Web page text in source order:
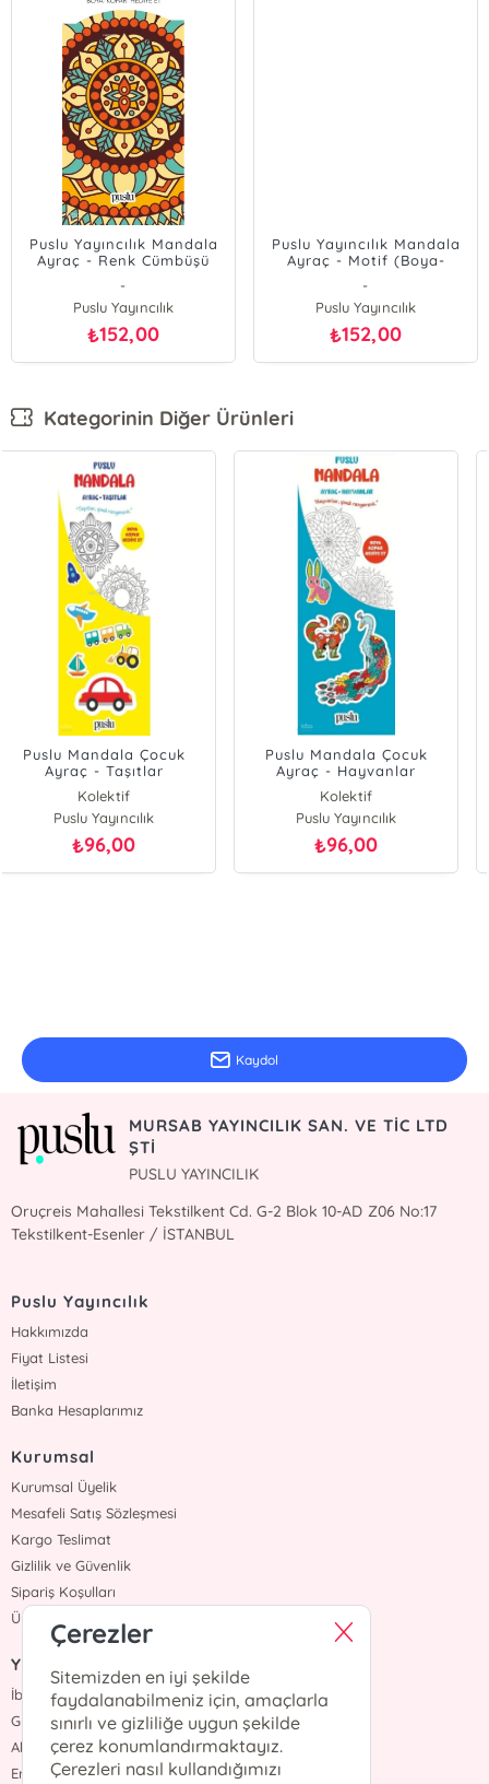
Puslu Yayıncılık Mandala
Ayraç - Renk Cümbüşü
-
Puslu Yayıncılık
₺152,00
Puslu Yayıncılık Mandala
Ayraç - Motif (Boya-
-
Puslu Yayıncılık
₺152,00
Kategorinin Diğer Ürünleri
Puslu Mandala Çocuk
Ayraç - Taşıtlar
Kolektif
Puslu Yayıncılık
₺96,00
Puslu Mandala Çocuk
Ayraç - Hayvanlar
Kolektif
Puslu Yayıncılık
₺96,00
Kaydol
MURSAB YAYINCILIK SAN. VE TİC LTD
ŞTİ
PUSLU YAYINCILIK
Oruçreis Mahallesi Tekstilkent Cd. G-2 Blok 10-AD Z06 No:17
Tekstilkent-Esenler / İSTANBUL
Puslu Yayıncılık
Hakkımızda
Fiyat Listesi
İletişim
Banka Hesaplarımız
Kurumsal
Kurumsal Üyelik
Mesafeli Satış Sözleşmesi
Kargo Teslimat
Gizlilik ve Güvenlik
Sipariş Koşulları
Üyelik Sözleşmesi
Yazarlar
İbrahim Balcı
Grimm Kardeşler
Ahmet Hür
Erdem Yücel
Çerezler
Sitemizden en iyi şekilde
faydalanabilmeniz için, amaçlarla
sınırlı ve gizliliğe uygun şekilde
çerez konumlandırmaktayız.
Çerezleri nasıl kullandığımızı